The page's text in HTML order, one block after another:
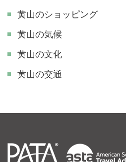
黄山のショッピング
黄山の気候
黄山の文化
黄山の交通